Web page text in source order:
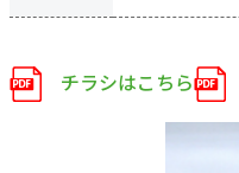
チラシはこちら